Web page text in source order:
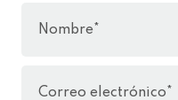
Nombre*
Correo electrónico*